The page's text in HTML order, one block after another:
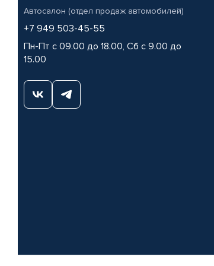
Автосалон (отдел продаж автомобилей)
+7 949 503-45-55
Пн-Пт с 09.00 до 18.00, Сб с 9.00 до
15.00